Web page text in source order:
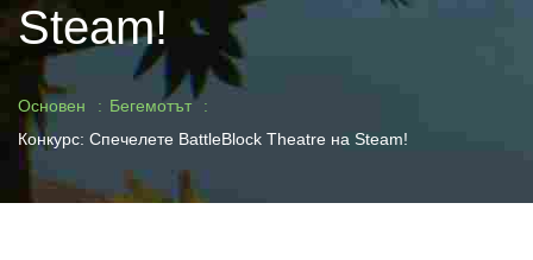
Steam!
Основен
Бегемотът
Конкурс: Спечелете BattleBlock Theatre на Steam!